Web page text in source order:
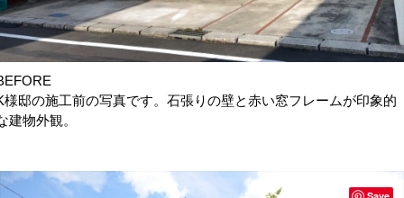
様邸の施工前の写真です。石張りの壁と赤い窓フレームが印象的
建物外観。